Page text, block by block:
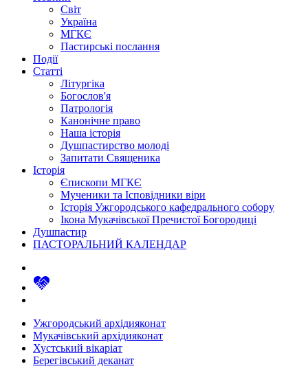
Світ
Україна
МГКЄ
Пастирські послання
Події
Статті
Літургіка
Богослов'я
Патрологія
Канонічне право
Наша історія
Душпастирство молоді
Запитати Священика
Історія
Єпископи МГКЄ
Мученики та Ісповідники віри
Історія Ужгородського кафедрального собору
Ікона Мукачівської Пречистої Богородиці
Душпастир
ПАСТОРАЛЬНИЙ КАЛЕНДАР
Ужгородський архідияконат
Мукачівський архідияконат
Хустський вікаріат
Берегівський деканат